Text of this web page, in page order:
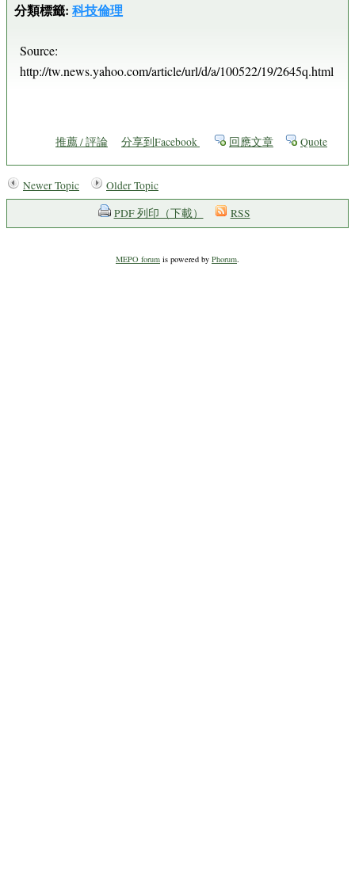
分類標籤: 科技倫理
Source:
http://tw.news.yahoo.com/article/url/d/a/100522/19/2645q.html
推薦 / 評論 分享到Facebook 回應文章 Quote
Newer Topic
Older Topic
PDF 列印（下載）
RSS
MEPO forum is powered by Phorum.